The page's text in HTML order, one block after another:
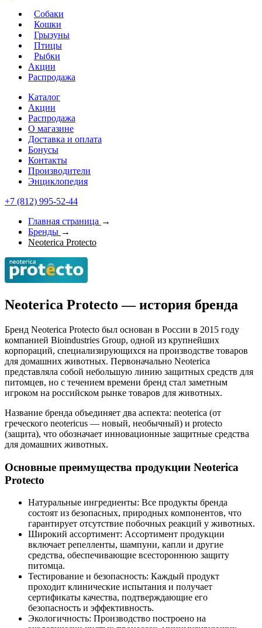
Собаки
Кошки
Грызуны
Птицы
Рыбки
Акции
Распродажа
Каталог
Акции
Распродажа
О магазине
Доставка и оплата
Бонусы
Контакты
Производители
Энциклопедия
+7 (812) 995-52-44
Главная страница →
Бренды →
Neoterica Protecto
Neoterica Protecto — история бренда
Бренд Neoterica Protecto был основан в России в 2015 году
компанией Bioindustries Group, одной из крупнейших
корпораций, специализирующихся на производстве товаров
для домашних животных. Первоначально Neoterica
представляла собой небольшую линию защитных средств для
питомцев, но с течением времени бренд стал заметным
игроком на российском рынке товаров для животных.
Название бренда объединяет два аспекта: neoterica (от
греческого neotericus — новый, необычный) и protecto
(защита), что обозначает инновационные защитные средства
для домашних животных.
Основные преимущества продукции Neoterica
Protecto
Натуральные ингредиенты: Все продукты бренда
состоят из безопасных, природных компонентов, что
гарантирует отсутствие побочных реакций у животных.
Широкий ассортимент: Ассортимент продукции
включает репелленты, шампуни, капли и другие
средства, обеспечивающие всестороннюю защиту
питомца.
Тестирование и безопасность: Каждый продукт
проходит клинические испытания и получает
сертификаты качества, подтверждающие его
безопасность и эффективность.
Экологичность: Производство построено на